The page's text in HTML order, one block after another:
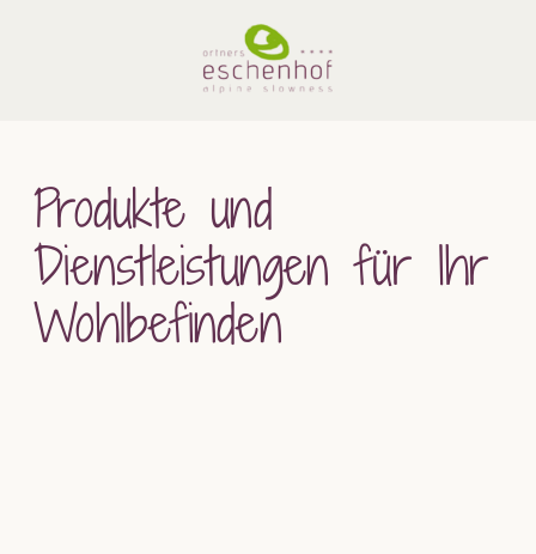
Produkte und
Dienstleistungen für Ihr
Wohlbefinden